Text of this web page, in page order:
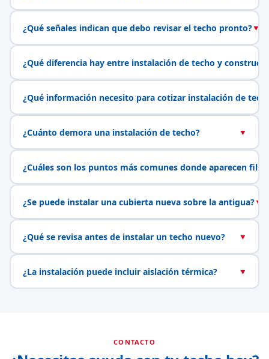
¿Qué señales indican que debo revisar el techo pronto?▼
¿Qué diferencia hay entre instalación de techo y
¿Qué información necesito para cotizar instalación de
¿Cuánto demora una instalación de techo? ▼
¿Cuáles son los puntos más comunes donde aparecen
¿Se puede instalar una cubierta nueva sobre la antigua?▼
¿Qué se revisa antes de instalar un techo nuevo? ▼
¿La instalación puede incluir aislación térmica? ▼
CONTACTO